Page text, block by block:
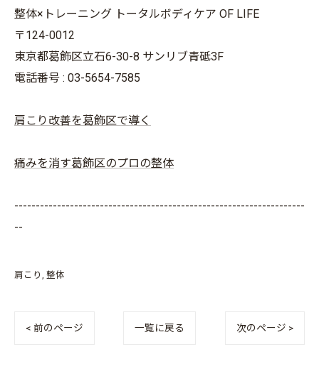
整体×トレーニング トータルボディケア OF LIFE
〒124-0012
東京都葛飾区立石6-30-8 サンリブ青砥3F
電話番号 : 03-5654-7585
肩こり改善を葛飾区で導く
痛みを消す葛飾区のプロの整体
--------------------------------------------------------------------
--
肩こり 整体
< 前のページ 一覧に戻る 次のページ >